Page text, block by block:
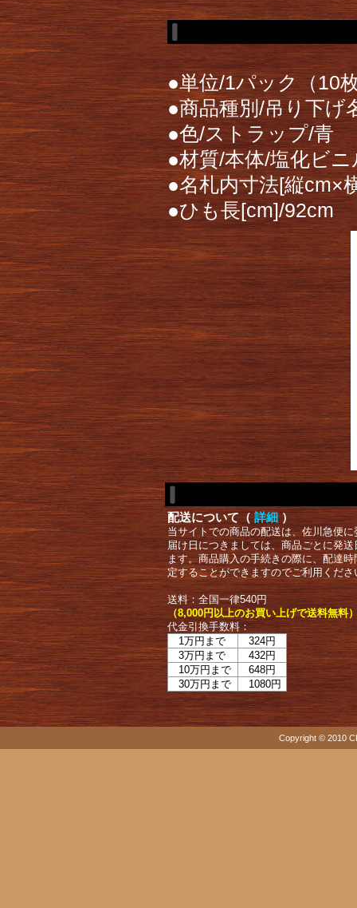
●単位/1パック（10
●商品種別/吊り下げ
●色/ストラップ/青
●材質/本体/塩化ビ
●名札内寸法[縦cm×
●ひも長[cm]/92cm
配送について（ 詳細 ）
当サイトでの商品の配送は、佐川急便
届け日につきましては、商品ごとに発
ます。商品購入の手続きの際に、配達
定することができますのでご利用くださ
送料：全国一律540円
（8,000円以上のお買い上げで送料無料
代金引換手数料：
1万円まで
324円
3万円まで
432円
10万円まで
648円
30万円まで
1080円
Copyright © 2010